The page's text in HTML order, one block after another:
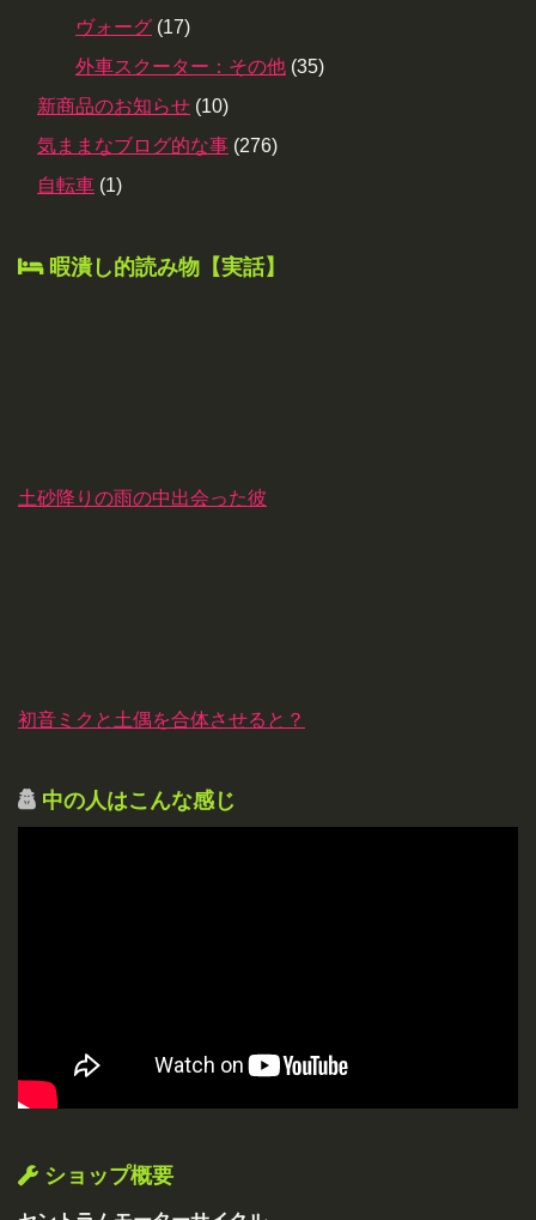
ヴォーグ (17)
外車スクーター：その他 (35)
新商品のお知らせ (10)
気ままなブログ的な事 (276)
自転車 (1)
暇潰し的読み物【実話】
土砂降りの雨の中出会った彼
初音ミクと土偶を合体させると？
中の人はこんな感じ
ショップ概要